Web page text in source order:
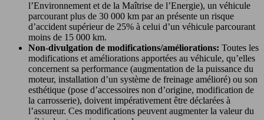
l’Environnement et de la Maîtrise de l’Energie), un véhicule
parcourant plus de 30 000 km par an présente un risque
d’accident supérieur de 25% à celui d’un véhicule parcourant
moins de 15 000 km.
Non-divulgation de modifications/améliorations: Toutes les
modifications et améliorations apportées au véhicule, qu’elles
concernent sa performance (augmentation de la puissance du
moteur, installation d’un système de freinage amélioré) ou son
esthétique (pose d’accessoires non d’origine, modification de
la carrosserie), doivent impérativement être déclarées à
l’assureur. Ces modifications peuvent augmenter la valeur du